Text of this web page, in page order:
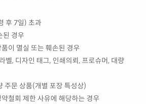
후 7일) 초과
된 경우
이 멸실 또는 훼손된 경우
벨, 디자인 태그, 인쇄의뢰, 프로슈머, 대량
주문 상품(개별 포장 특성상)
철회 제한 사유에 해당하는 경우